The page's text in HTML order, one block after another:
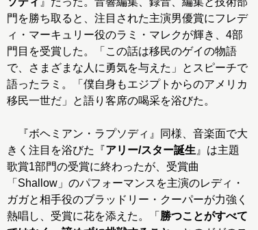
門を勝ち取ると、注目された主演男優賞にフレデ
ィ・マーキュリー役のラミ・マレクが輝き、4部
門目を受賞した。「この話は移民のゲイの物語
で、さまざまな人に勇気を与えた」とスピーチで
語ったラミ。「僕自身もエジプトからのアメリカ
移民一世だ」と語り客席の喝采を浴びた。
『ボヘミアン・ラプソディ』同様、音楽面で大
きく注目を浴びた『アリー/スター誕生 』は主題
歌賞1部門の受賞に終わったが、受賞曲
「Shallow」のパフォーマンスを主演のレディ・
ガガと相手役のブラッドリー・クーパーが力強く
熱唱し、受賞に花を添えた。「 勝つことがすべて